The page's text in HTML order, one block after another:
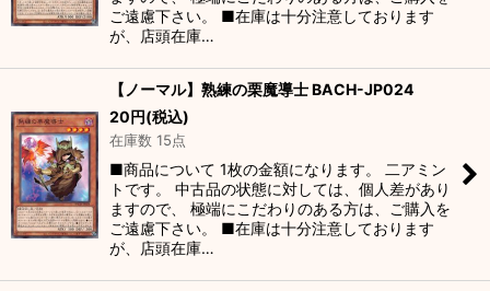
ご遠慮下さい。 ■在庫は十分注意しております
が、店頭在庫…
【ノーマル】熟練の栗魔導士 BACH-JP024
20円(税込)
在庫数 15点
■商品について 1枚の金額になります。 二アミン
トです。 中古品の状態に対しては、個人差があり
ますので、 極端にこだわりのある方は、ご購入を
ご遠慮下さい。 ■在庫は十分注意しております
が、店頭在庫…